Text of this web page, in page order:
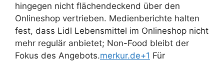
hingegen nicht flächendeckend über den
Onlineshop vertrieben. Medienberichte halten
fest, dass Lidl Lebensmittel im Onlineshop nicht
mehr regulär anbietet; Non-Food bleibt der
Fokus des Angebots.merkur.de+1 Für